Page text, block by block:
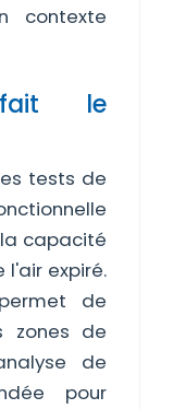
contexte
le
tests de
capacité
expiré.
de
zones de
de
pour